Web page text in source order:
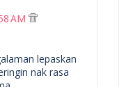
AM
lepaskan
nak rasa